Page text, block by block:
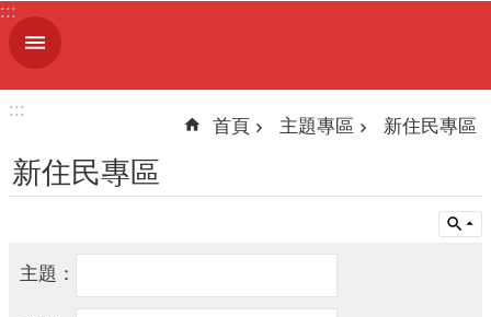
跳到主要內容區塊
進
階
簡
:::
:::
首頁 主題專區 新住民專區
新住民專區
主題：